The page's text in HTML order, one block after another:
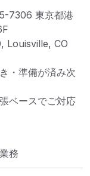
7306 東京都港
Louisville, CO
・準備が済み次
ベースでご対応
務